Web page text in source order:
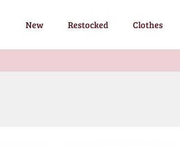
New Restocked Clothes